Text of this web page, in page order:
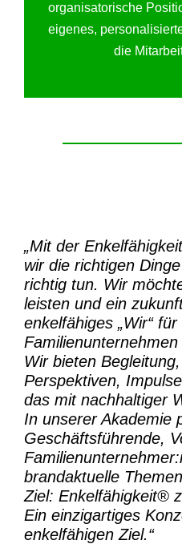
organisatorische
eigenes,
die
„Mit der
wir die richtigen
richtig tun. Wir
leisten und ein
enkelfähiges „Wir“ für
Familienunternehmen
Wir bieten
Perspektiven,
das mit nachhaltiger
In unserer Akademie
Geschäftsführende,
brandaktuelle
Ziel: Enkelfähigkeit®
Ein einzigartiges
enkelfähigen Ziel.“